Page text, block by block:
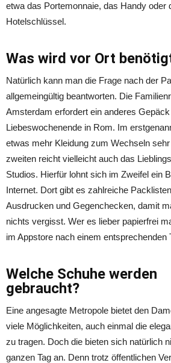
etwa das Portemonnaie, das Handy oder
Hotelschlüssel.
Was wird vor Ort
Natürlich kann man die Frage nach der
allgemeingültig beantworten. Die
Amsterdam erfordert ein anderes
Liebeswochenende in Rom. Im
etwas mehr Kleidung zum Wechseln
zweiten reicht vielleicht auch das
Studios. Hierfür lohnt sich im Zweifel ein
Internet. Dort gibt es zahlreiche
Ausdrucken und Gegenchecken, damit
nichts vergisst. Wer es lieber papierfrei
im Appstore nach einem entsprechenden
Welche Schuhe werden
gebraucht?
Eine angesagte Metropole bietet den
viele Möglichkeiten, auch einmal die
zu tragen. Doch die bieten sich natürlich
ganzen Tag an. Denn trotz öffentlichen